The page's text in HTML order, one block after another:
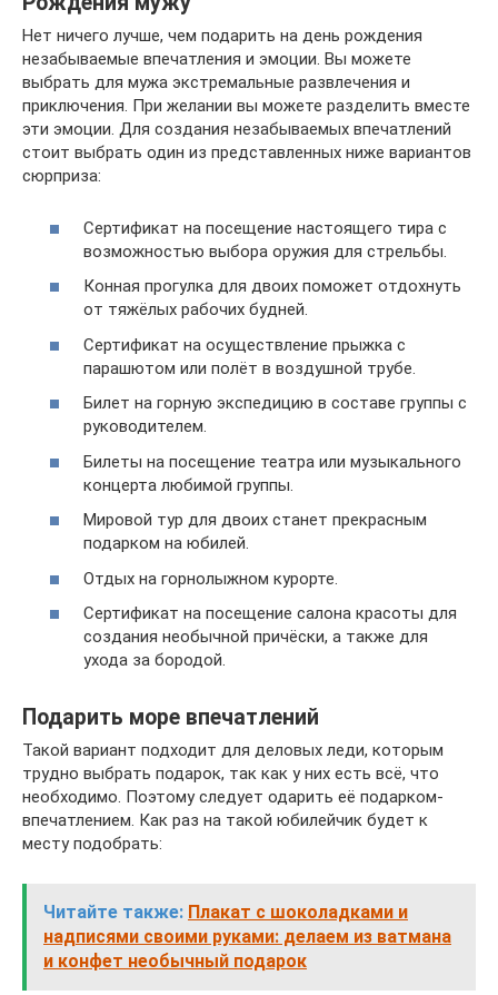
Нет ничего лучше, чем подарить на день рождения
незабываемые впечатления и эмоции. Вы можете
выбрать для мужа экстремальные развлечения и
приключения. При желании вы можете разделить вместе
эти эмоции. Для создания незабываемых впечатлений
стоит выбрать один из представленных ниже вариантов
сюрприза:
Сертификат на посещение настоящего тира с
возможностью выбора оружия для стрельбы.
Конная прогулка для двоих поможет отдохнуть
от тяжёлых рабочих будней.
Сертификат на осуществление прыжка с
парашютом или полёт в воздушной трубе.
Билет на горную экспедицию в составе группы с
руководителем.
Билеты на посещение театра или музыкального
концерта любимой группы.
Мировой тур для двоих станет прекрасным
подарком на юбилей.
Отдых на горнолыжном курорте.
Сертификат на посещение салона красоты для
создания необычной причёски, а также для
ухода за бородой.
Подарить море впечатлений
Такой вариант подходит для деловых леди, которым
трудно выбрать подарок, так как у них есть всё, что
необходимо. Поэтому следует одарить её подарком-
впечатлением. Как раз на такой юбилейчик будет к
месту подобрать:
Читайте также: Плакат с шоколадками и
надписями своими руками: делаем из ватмана
и конфет необычный подарок